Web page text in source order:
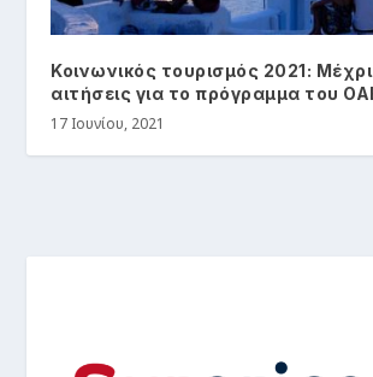
Κοινωνικός τουρισμός 2021:
αιτήσεις για το πρόγραμμα του
17 Ιουνίου, 2021